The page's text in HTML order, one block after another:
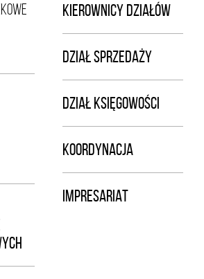
KIEROWNICY DZIAŁÓW
DZIAŁ SPRZEDAŻY
DZIAŁ KSIĘGOWOŚCI
KOORDYNACJA
IMPRESARIAT